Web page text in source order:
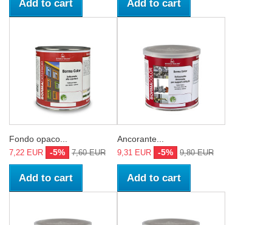
Add to cart Add to cart
Fondo opaco...
7,22 EUR -5% 7,60 EUR
Add to cart
Ancorante...
9,31 EUR -5% 9,80 EUR
Add to cart